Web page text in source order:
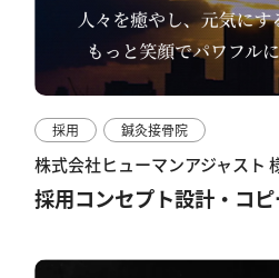
採用 鍼灸接骨院
株式会社ヒューマンアジャスト
採用コンセプト設計・コ